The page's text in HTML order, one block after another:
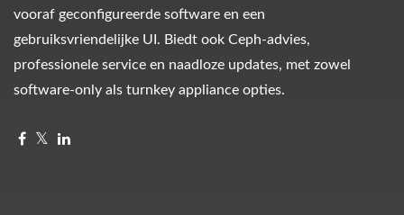
vooraf geconfigureerde software en een
gebruiksvriendelijke UI. Biedt ook Ceph-advies,
professionele service en naadloze updates, met zowel
software-only als turnkey appliance opties.